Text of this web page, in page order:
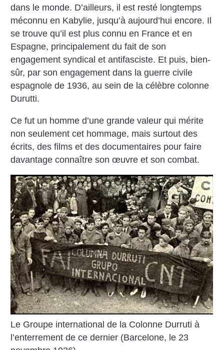
dans le monde. D’ailleurs, il est resté longtemps
méconnu en Kabylie, jusqu’à aujourd’hui encore. Il
se trouve qu’il est plus connu en France et en
Espagne, principalement du fait de son
engagement syndical et antifasciste. Et puis, bien-
sûr, par son engagement dans la guerre civile
espagnole de 1936, au sein de la célèbre colonne
Durutti.
Ce fut un homme d’une grande valeur qui mérite
non seulement cet hommage, mais surtout des
écrits, des films et des documentaires pour faire
davantage connaître son œuvre et son combat.
Le Groupe international de la Colonne Durruti à
l’enterrement de ce dernier (Barcelone, le 23